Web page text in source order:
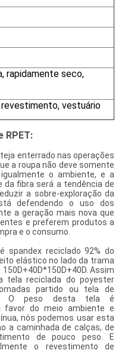
rapidamente seco,
vestuário
RPET:
enterrado nas operações
a roupa não deve somente
o ambiente, e a
da fibra será a tendência de
a sobre-exploração da
defendendo o uso dos
a geração mais nova que
e preferem produtos a
e o consumo.
spandex reciclado 92% do
elástico no lado da trama
Assim
tela reciclada do poyester
partido ou tela de
O peso desta tela é
favor do meio ambiente e
nós podemos usar esta
a caminhada de calças, de
de pouco peso. E
o revestimento de